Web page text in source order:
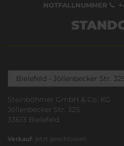
NOTFALLNUMMER
Steinböhmer GmbH & Co. KG
Jöllenbecker Str. 325
33613 Bielefeld
Verkauf: jetzt geschlossen